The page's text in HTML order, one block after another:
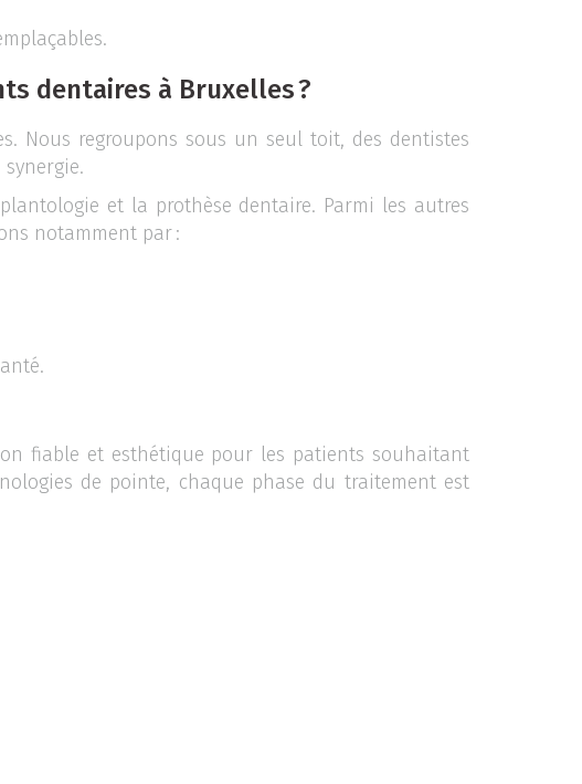
dentaires à Bruxelles ?
Nous regroupons sous un seul toit, des dentistes
et la prothèse dentaire. Parmi les autres
notamment par :
fiable et esthétique pour les patients souhaitant
de pointe, chaque phase du traitement est